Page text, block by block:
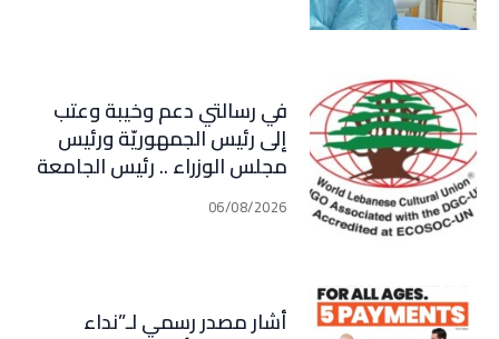
في رسالتي دعم وخيبة وعتب
إلى رئيس الجمهوريّة ورئيس
مجلس الوزراء .. رئيس الجامعة
اللبنانية الثقافيّة في العالم
(WLCU) يؤكد دعم الدّولة06/08/2026
أشار مصدر رسمي لـ”نداء